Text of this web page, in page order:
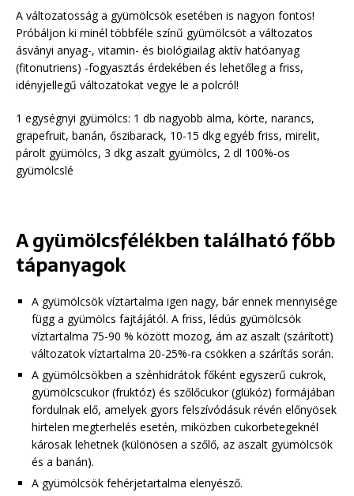
A változatosság a gyümölcsök esetében is nagyon fontos!
Próbáljon ki minél többféle színű gyümölcsöt a változatos
ásványi anyag-, vitamin- és biológiailag aktív hatóanyag
(fitonutriens) -fogyasztás érdekében és lehetőleg a friss,
idényjellegű változatokat vegye le a polcról!
1 egységnyi gyümölcs: 1 db nagyobb alma, körte, narancs,
grapefruit, banán, őszibarack, 10-15 dkg egyéb friss, mirelit,
párolt gyümölcs, 3 dkg aszalt gyümölcs, 2 dl 100%-os
gyümölcslé
A gyümölcsfélékben található főbb
tápanyagok
A gyümölcsök víztartalma igen nagy, bár ennek mennyisége
függ a gyümölcs fajtájától. A friss, lédús gyümölcsök
víztartalma 75-90 % között mozog, ám az aszalt (szárított)
változatok víztartalma 20-25%-ra csökken a szárítás során.
A gyümölcsökben a szénhidrátok főként egyszerű cukrok,
gyümölcscukor (fruktóz) és szőlőcukor (glükóz) formájában
fordulnak elő, amelyek gyors felszívódásuk révén előnyösek
hirtelen megterhelés esetén, miközben cukorbetegeknél
károsak lehetnek (különösen a szőlő, az aszalt gyümölcsök
és a banán).
A gyümölcsök fehérjetartalma elenyésző.